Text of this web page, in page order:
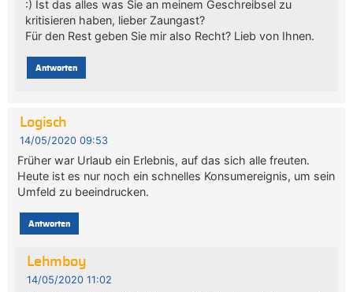
:) Ist das alles was Sie an meinem Geschreibsel zu
kritisieren haben, lieber Zaungast?
Für den Rest geben Sie mir also Recht? Lieb von Ihnen.
Antworten
Logisch
14/05/2020 09:53
Früher war Urlaub ein Erlebnis, auf das sich alle freuten.
Heute ist es nur noch ein schnelles Konsumereignis, um sein
Umfeld zu beeindrucken.
Antworten
Lehmboy
14/05/2020 11:02